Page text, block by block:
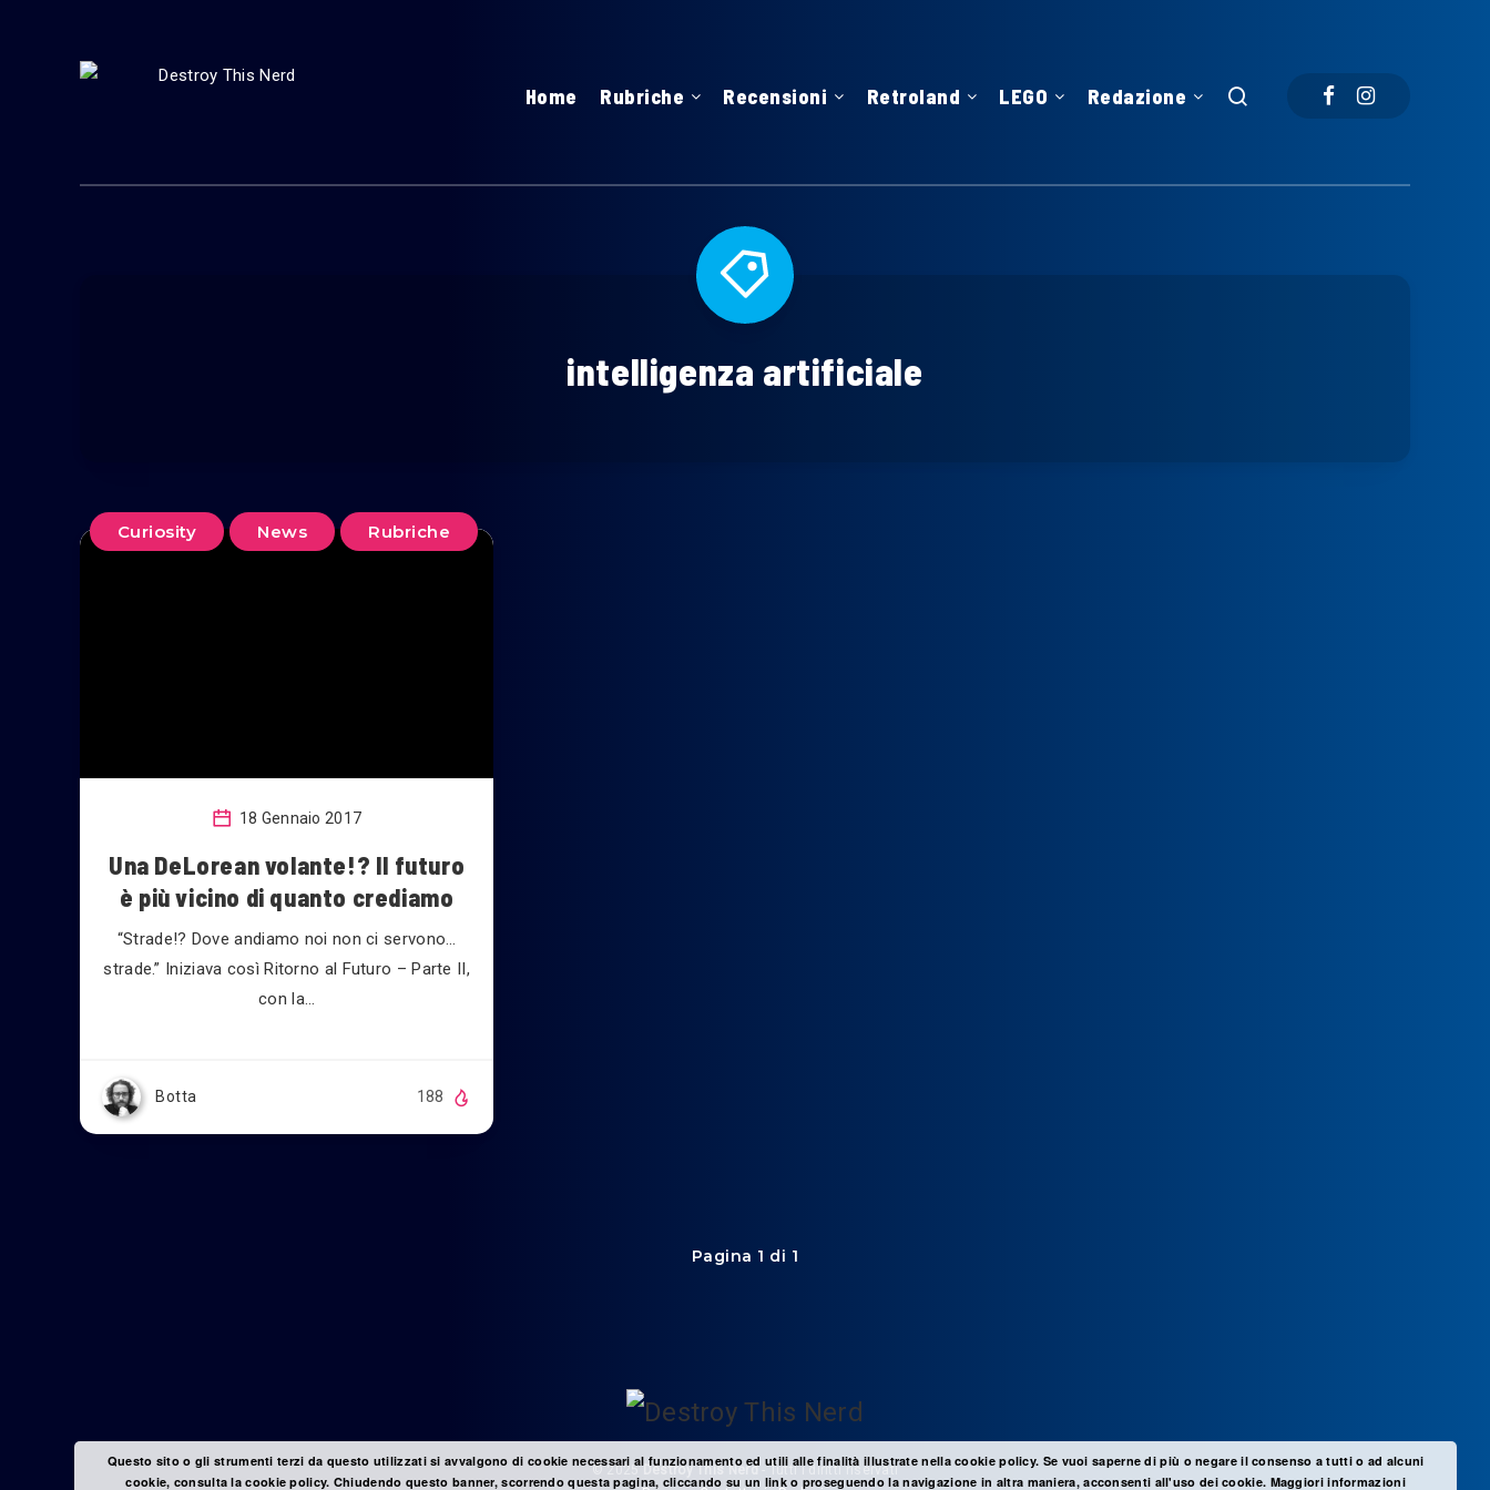
Home Rubriche Recensioni Retroland LEGO Redazione
intelligenza artificiale
Curiosity News Rubriche
18 Gennaio 2017
Una DeLorean volante!? Il futuro
è più vicino di quanto crediamo
“Strade!? Dove andiamo noi non ci servono…
strade.” Iniziava così Ritorno al Futuro – Parte II,
con la…
Botta 188
Pagina 1 di 1
© 2025Destroy This Nerd- Tutti i diritti riservati
Questo sito o gli strumenti terzi da questo utilizzati si avvalgono di cookie necessari al funzionamento ed utili alle finalità illustrate nella cookie policy. Se vuoi saperne di più o negare il consenso a tutti o ad alcuni
cookie, consulta la cookie policy. Chiudendo questo banner, scorrendo questa pagina, cliccando su un link o proseguendo la navigazione in altra maniera, acconsenti all'uso dei cookie. Maggiori informazioni